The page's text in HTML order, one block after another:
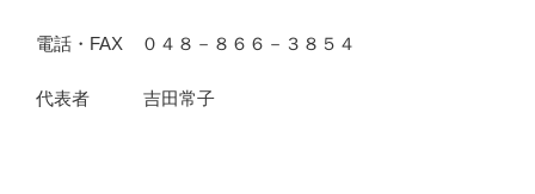
電話・FAX ０４８－８６６－３８５４
代表者 吉田常子